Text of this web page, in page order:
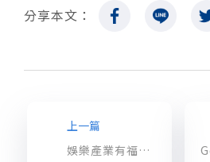
分享本文：
上一篇
娛樂產業有福了！Google 推出高效能代管 NFS 服務：Cloud Filestore